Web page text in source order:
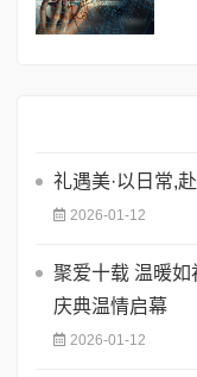
礼遇美·以日常,
2026-01-12
聚爱十载 温暖
庆典温情启幕
2026-01-12